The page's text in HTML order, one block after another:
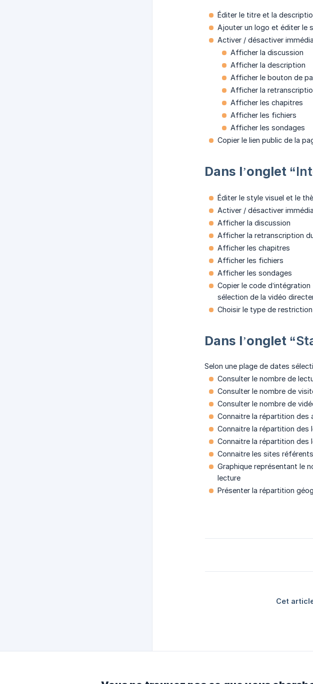
Éditer le titre et la
Ajouter un logo et éditer le
Activer / désactiver
Afficher la discussion
Afficher la description
Afficher le bouton de
Afficher la
Afficher les chapitres
Afficher les fichiers
Afficher les sondages
Copier le lien public de la
Dans l’onglet
Éditer le style visuel et le
Activer / désactiver
Afficher la discussion
Afficher la retranscription
Afficher les chapitres
Afficher les fichiers
Afficher les sondages
Copier le code
sélection de la vidéo
Choisir le type de
Dans l’onglet
Selon une plage de dates
Consulter le nombre de
Consulter le nombre de
Consulter le nombre de
Connaitre la répartition des
Connaitre la répartition des
Connaitre la répartition des
Connaitre les sites
Graphique représentant le
lecture
Présenter la répartition
Cet